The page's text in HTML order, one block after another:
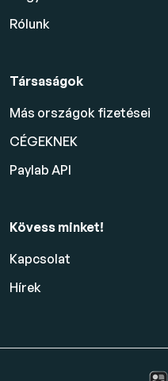
Rólunk
Társaságok
Más országok fizetései
CÉGEKNEK
Paylab API
Kövess minket!
Kapcsolat
Hírek